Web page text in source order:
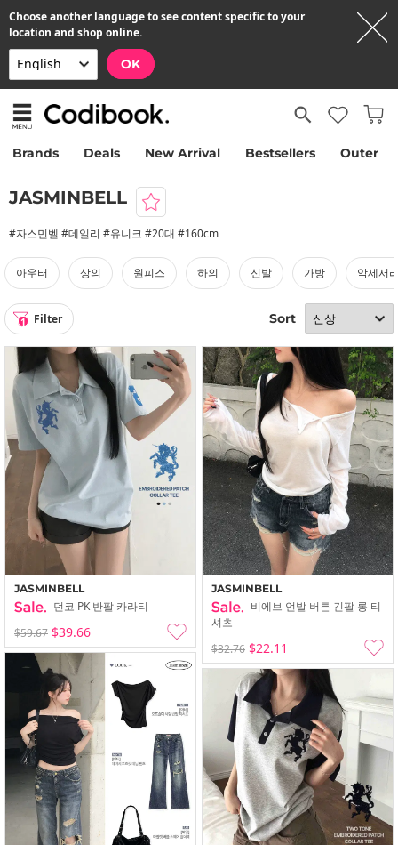
Choose another language to see content specific to your
location and shop online.
OK
Brands Deals New Arrival Bestsellers Outer
JASMINBELL
#자스민벨 #데일리 #유니크 #20대 #160cm
아우터 상의 원피스 하의 신발 가방 악세서
1 Filter Sort
JASMINBELL
던코 PK 반팔 카라티
$59.67 $39.66
JASMINBELL
비에브 언발 버튼 긴팔 롱 티
셔츠
$32.76 $22.11